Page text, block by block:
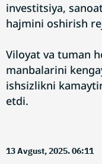
investitsiya,
hajmini oshirish
Viloyat va tuman
manbalarini
ishsizlikni
etdi.
13 Avgust, 2025. 06:11